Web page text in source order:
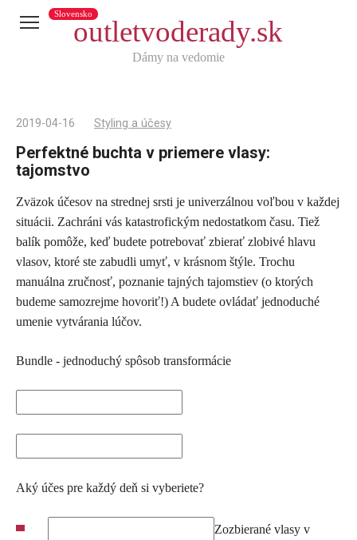
outletvoderady.sk
Slovensko
Dámy na vedomie
2019-04-16 Styling a účesy
Perfektné buchta v priemere vlasy:
tajomstvo
Zväzok účesov na strednej srsti je univerzálnou voľbou v každej
situácii. Zachráni vás katastrofickým nedostatkom času. Tiež
balík pomôže, keď budete potrebovať zbierať zlobivé hlavu
vlasov, ktoré ste zabudli umyť, v krásnom štýle. Trochu
manuálna zručnosť, poznanie tajných tajomstiev (o ktorých
budeme samozrejme hovoriť!) A budete ovládať jednoduché
umenie vytvárania lúčov.
Bundle - jednoduchý spôsob transformácie
Aký účes pre každý deň si vyberiete?
Zozbierané vlasy v
Telegram
reddit
Tumblr
Skype